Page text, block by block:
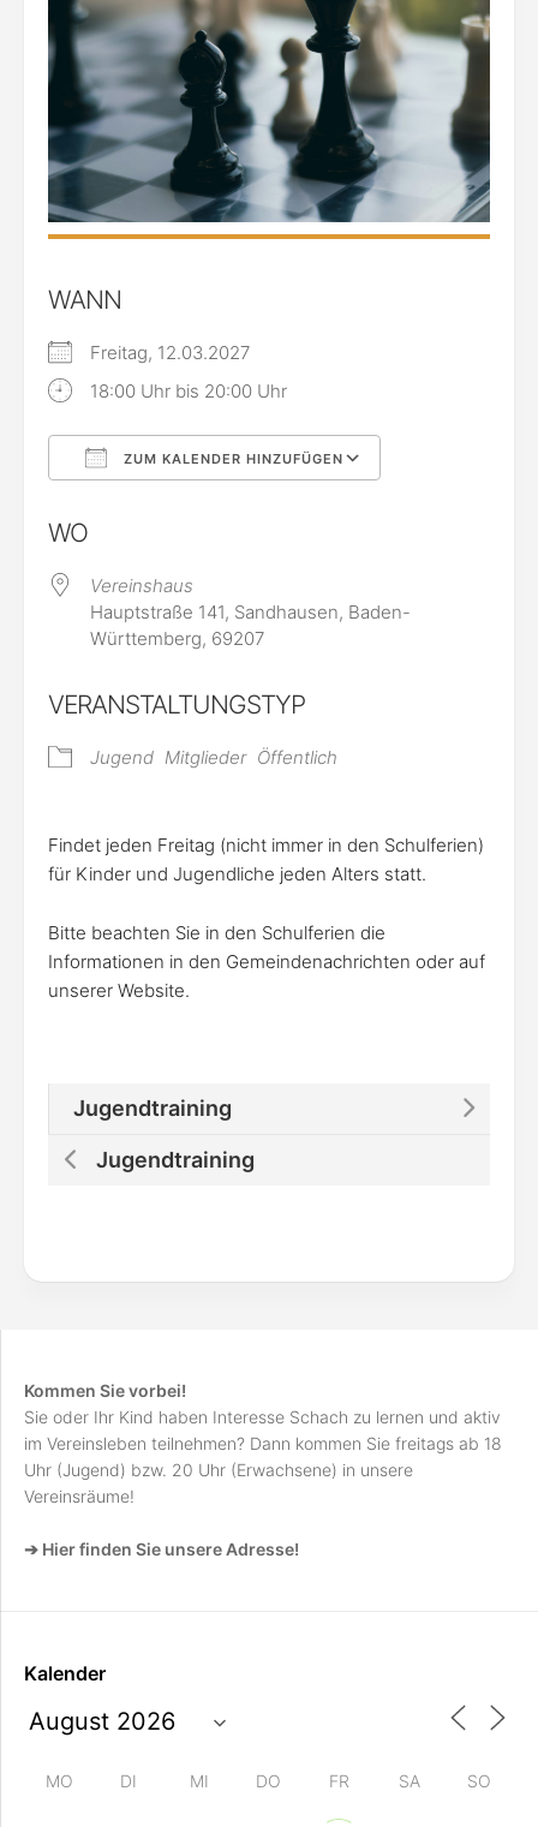
WANN
Freitag, 12.03.2027
18:00 Uhr bis 20:00 Uhr
ZUM KALENDER HINZUFÜGEN
WO
Vereinshaus
Hauptstraße 141, Sandhausen, Baden-
Württemberg, 69207
VERANSTALTUNGSTYP
Jugend Mitglieder Öffentlich
Findet jeden Freitag (nicht immer in den Schulferien)
für Kinder und Jugendliche jeden Alters statt.
Bitte beachten Sie in den Schulferien die
Informationen in den Gemeindenachrichten oder auf
unserer Website.
Jugendtraining
Jugendtraining
Kommen Sie vorbei!
Sie oder Ihr Kind haben Interesse Schach zu lernen und aktiv
im Vereinsleben teilnehmen? Dann kommen Sie freitags ab 18
Uhr (Jugend) bzw. 20 Uhr (Erwachsene) in unsere
Vereinsräume!
➔ Hier finden Sie unsere Adresse!
Kalender
MO DI MI DO FR SA SO